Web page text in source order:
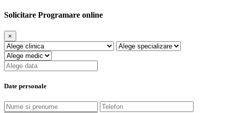
Solicitare Programare online
×
Date personale